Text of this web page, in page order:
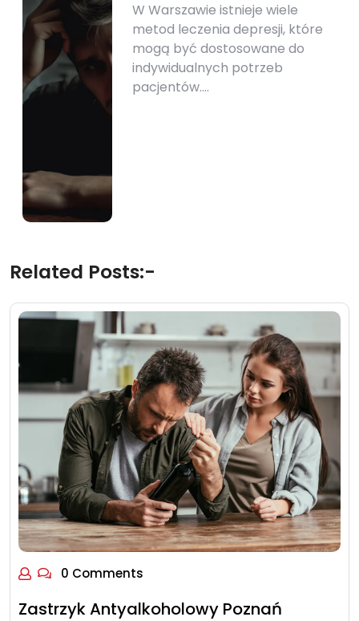
W Warszawie istnieje wiele
metod leczenia depresji, które
mogą być dostosowane do
indywidualnych potrzeb
pacjentów.…
Related Posts:-
0 Comments
Zastrzyk Antyalkoholowy Poznań